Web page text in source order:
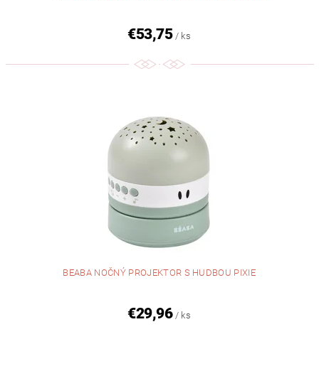
€53,75 / ks
BEABA NOČNÝ PROJEKTOR S HUDBOU PIXIE
€29,96 / ks